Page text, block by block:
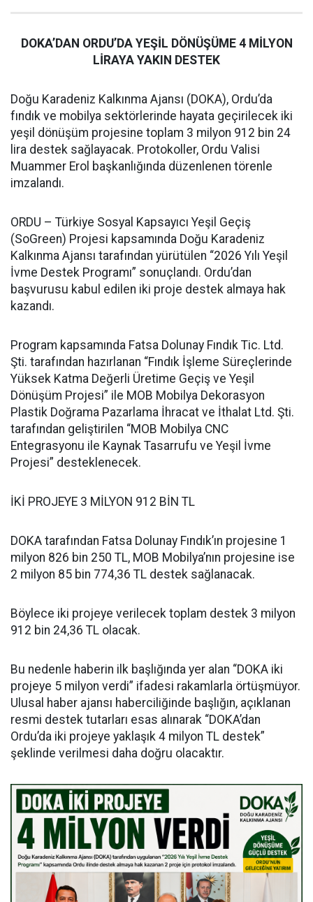
DOKA’DAN ORDU’DA YEŞİL DÖNÜŞÜME 4 MİLYON
LİRAYA YAKIN DESTEK
Doğu Karadeniz Kalkınma Ajansı (DOKA), Ordu’da
fındık ve mobilya sektörlerinde hayata geçirilecek iki
yeşil dönüşüm projesine toplam 3 milyon 912 bin 24
lira destek sağlayacak. Protokoller, Ordu Valisi
Muammer Erol başkanlığında düzenlenen törenle
imzalandı.
ORDU – Türkiye Sosyal Kapsayıcı Yeşil Geçiş
(SoGreen) Projesi kapsamında Doğu Karadeniz
Kalkınma Ajansı tarafından yürütülen “2026 Yılı Yeşil
İvme Destek Programı” sonuçlandı. Ordu’dan
başvurusu kabul edilen iki proje destek almaya hak
kazandı.
Program kapsamında Fatsa Dolunay Fındık Tic. Ltd.
Şti. tarafından hazırlanan “Fındık İşleme Süreçlerinde
Yüksek Katma Değerli Üretime Geçiş ve Yeşil
Dönüşüm Projesi” ile MOB Mobilya Dekorasyon
Plastik Doğrama Pazarlama İhracat ve İthalat Ltd. Şti.
tarafından geliştirilen “MOB Mobilya CNC
Entegrasyonu ile Kaynak Tasarrufu ve Yeşil İvme
Projesi” desteklenecek.
İKİ PROJEYE 3 MİLYON 912 BİN TL
DOKA tarafından Fatsa Dolunay Fındık’ın projesine 1
milyon 826 bin 250 TL, MOB Mobilya’nın projesine ise
2 milyon 85 bin 774,36 TL destek sağlanacak.
Böylece iki projeye verilecek toplam destek 3 milyon
912 bin 24,36 TL olacak.
Bu nedenle haberin ilk başlığında yer alan “DOKA iki
projeye 5 milyon verdi” ifadesi rakamlarla örtüşmüyor.
Ulusal haber ajansı haberciliğinde başlığın, açıklanan
resmi destek tutarları esas alınarak “DOKA’dan
Ordu’da iki projeye yaklaşık 4 milyon TL destek”
şeklinde verilmesi daha doğru olacaktır.